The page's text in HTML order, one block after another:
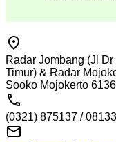
Radar Jombang (Jl
Timur) & Radar
Sooko Mojokerto
(0321) 875137 /